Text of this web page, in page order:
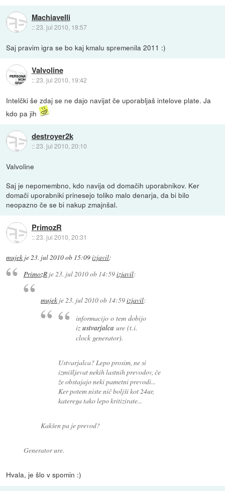
Machiavelli
::23. jul 2010, 18:57
Saj pravim igra se bo kaj kmalu spremenila 2011 :)
Valvoline
::23. jul 2010, 19:42
Intelčki še zdaj se ne dajo navijat če uporabljaš intelove plate. Ja
kdo pa jih
destroyer2k
::23. jul 2010, 20:10
Valvoline
Saj je nepomembno, kdo navija od domačih uporabnikov. Ker
domači uporabniki prinesejo toliko malo denarja, da bi bilo
neopazno če se bi nakup zmajnšal.
PrimozR
::23. jul 2010, 20:31
mujek je23. jul 2010 ob 15:09izjavil:
PrimozRje23. jul 2010 ob 14:59izjavil:
mujek je23. jul 2010 ob 14:59izjavil:
informacijo o tem dobijo
izustvarjalca ure (t.i.
clock generator).
Ustvarjalca? Lepo prosim, ne si
izmišljevat nekih lastnih prevodov, če
že obstajajo neki pametni prevodi...
Ker potem niste nič boljši kot 24ur,
katerega tako lepo kritizirate...
Kakšen pa je prevod?
Generator ure.
Hvala, je šlo v spomin :)